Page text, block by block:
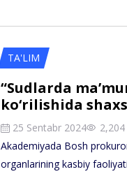
TA'LIM
“Sudlarda
ko‘rilishida
25 Sentabr 2024
2,204
Akademiyada Bosh
organlarining kasbiy